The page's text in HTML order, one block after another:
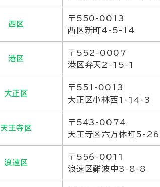
西区
〒550-0013
西区新町4-5-14
港区
〒552-0007
港区弁天2-15-1
大正区
〒551-0013
大正区小林西1-14-3
天王寺区
〒543-0074
天王寺区六万体町5-26
浪速区
〒556-0011
浪速区難波中3-8-8